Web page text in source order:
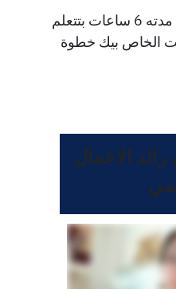
وده بيكون برنامج مسجل مدته 6 ساعات بتتعلم
الخاص بيك خطوة
الاعمال